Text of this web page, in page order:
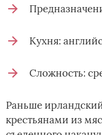
Кухня:
Сложность:
Раньше
крестьянами из